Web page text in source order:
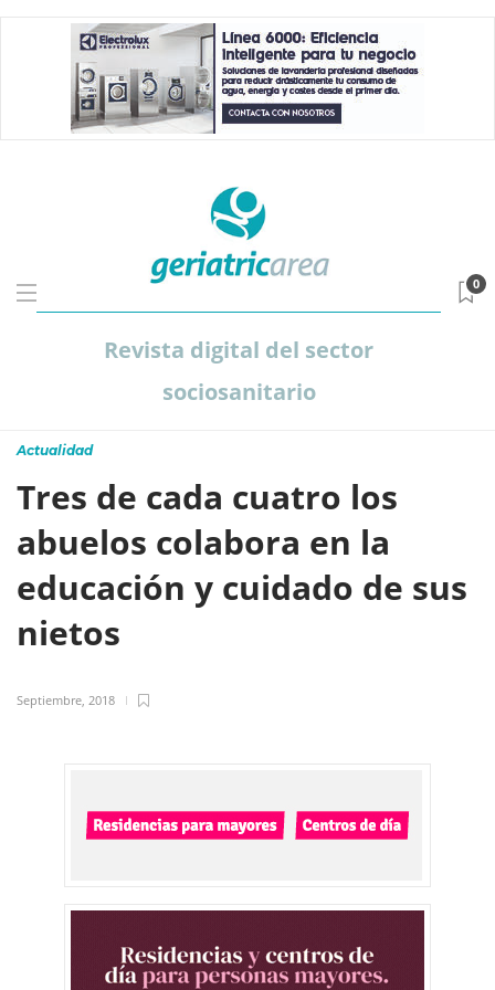
Revista digital del sector
sociosanitario
0
Actualidad
Tres de cada cuatro los
abuelos colabora en la
educación y cuidado de sus
nietos
Septiembre, 2018